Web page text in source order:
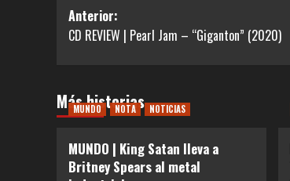
Navegación
de
Anterior:
CD REVIEW | Pearl Jam – “Giganton” (2020)
Más historias
MUNDO NOTA NOTICIAS
MUNDO | King Satan lleva a
Britney Spears al metal